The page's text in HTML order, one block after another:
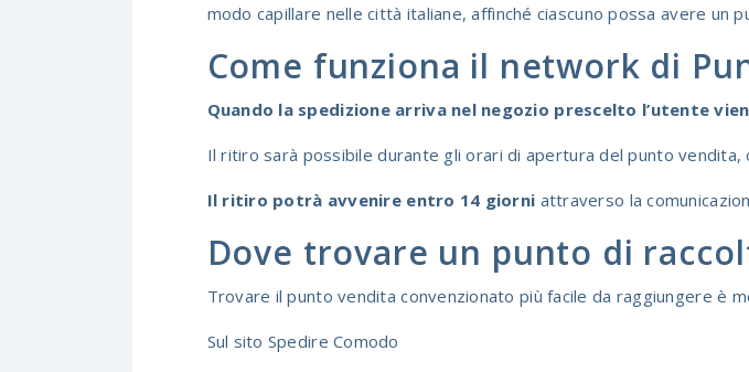
modo capillare nelle città italiane, affinché ciascuno possa avere un
Come funziona il network di
Quando la spedizione arriva nel negozio prescelto l’utente
Il ritiro sarà possibile durante gli orari di apertura del punto
Il ritiro potrà avvenire entro 14 giorni attraverso la
Dove trovare un punto di
Trovare il punto vendita convenzionato più facile da raggiungere è
Sul sito Spedire Comodo